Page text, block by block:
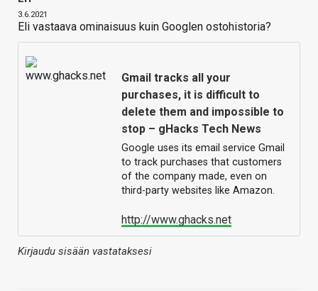
3.6.2021
Eli vastaava ominaisuus kuin Googlen ostohistoria?
Gmail tracks all your
purchases, it is difficult to
delete them and impossible to
stop – gHacks Tech News
Google uses its email service Gmail
to track purchases that customers
of the company made, even on
third-party websites like Amazon.
http://www.ghacks.net
Kirjaudu sisään vastataksesi